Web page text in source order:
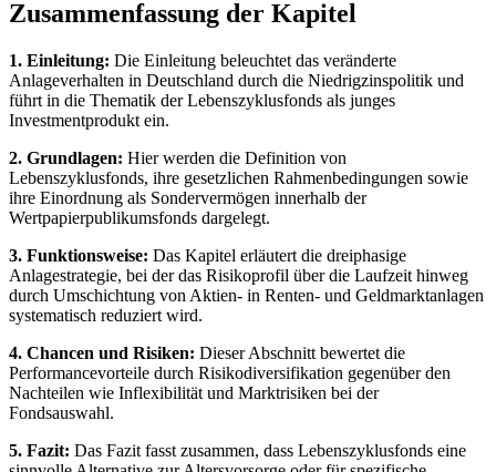
Zusammenfassung der Kapitel
1. Einleitung: Die Einleitung beleuchtet das veränderte
Anlageverhalten in Deutschland durch die Niedrigzinspolitik und
führt in die Thematik der Lebenszyklusfonds als junges
Investmentprodukt ein.
2. Grundlagen: Hier werden die Definition von
Lebenszyklusfonds, ihre gesetzlichen Rahmenbedingungen sowie
ihre Einordnung als Sondervermögen innerhalb der
Wertpapierpublikumsfonds dargelegt.
3. Funktionsweise: Das Kapitel erläutert die dreiphasige
Anlagestrategie, bei der das Risikoprofil über die Laufzeit hinweg
durch Umschichtung von Aktien- in Renten- und Geldmarktanlagen
systematisch reduziert wird.
4. Chancen und Risiken: Dieser Abschnitt bewertet die
Performancevorteile durch Risikodiversifikation gegenüber den
Nachteilen wie Inflexibilität und Marktrisiken bei der
Fondsauswahl.
5. Fazit: Das Fazit fasst zusammen, dass Lebenszyklusfonds eine